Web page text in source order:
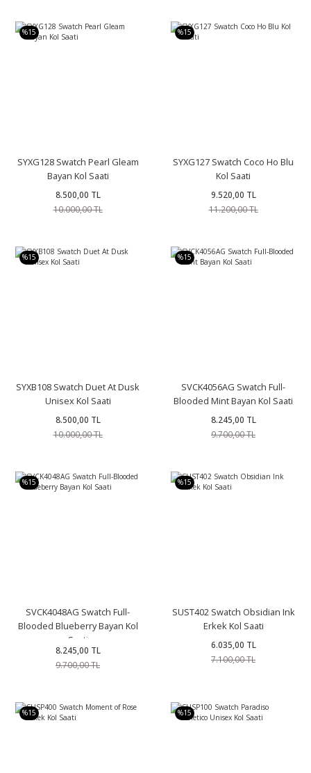
%15
SYXG128 Swatch Pearl Gleam
Bayan Kol Saati
8.500,00 TL
10.000,00 TL
%15
SYXG127 Swatch Coco Ho Blu
Kol Saati
9.520,00 TL
11.200,00 TL
%15
SYXB108 Swatch Duet At Dusk
Unisex Kol Saati
8.500,00 TL
10.000,00 TL
%15
SVCK4056AG Swatch Full-
Blooded Mint Bayan Kol Saati
8.245,00 TL
9.700,00 TL
%15
SVCK4048AG Swatch Full-
Blooded Blueberry Bayan Kol
Saati
8.245,00 TL
9.700,00 TL
%15
SUST402 Swatch Obsidian Ink
Erkek Kol Saati
6.035,00 TL
7.100,00 TL
%15 %15